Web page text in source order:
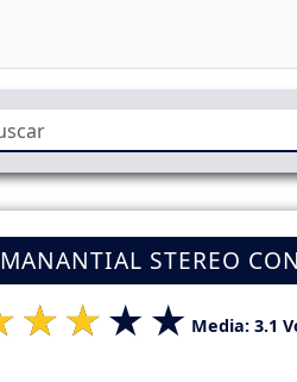
MANANTIAL STEREO
Media: 3.1